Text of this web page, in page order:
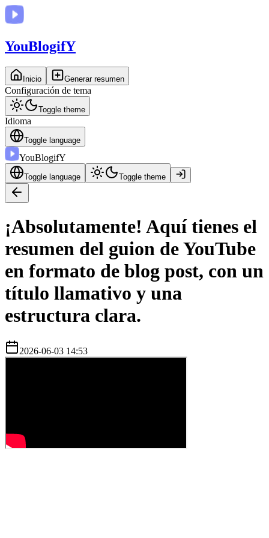
YouBlogifY
Inicio Generar resumen
Configuración de tema
Toggle theme
Idioma
Toggle language
YouBlogifY
Toggle language Toggle theme
¡Absolutamente! Aquí tienes el
resumen del guion de YouTube
en formato de blog post, con un
título llamativo y una
estructura clara.
2026-06-03 14:53